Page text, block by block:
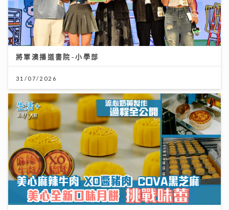
將軍澳播道書院-小學部
31/07/2026